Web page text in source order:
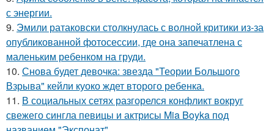
с энергии.
9. Эмили ратаковски столкнулась с волной критики из-за
опубликованной фотосессии, где она запечатлена с
маленьким ребенком на груди.
10. Снова будет девочка: звезда "Теории Большого
Взрыва" кейли куоко ждет второго ребенка.
11. В социальных сетях разгорелся конфликт вокруг
свежего сингла певицы и актрисы Mia Boyka под